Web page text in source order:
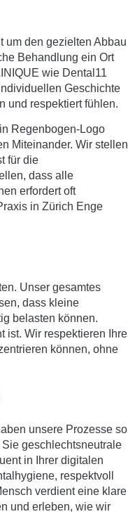
um den gezielten Abbau
Behandlung ein Ort
wie Dental11
Geschichte
und respektiert fühlen.
Regenbogen-Logo
Miteinander. Wir stellen
für die
dass alle
erfordert oft
in Zürich Enge
Unser gesamtes
dass kleine
belasten können.
ist. Wir respektieren Ihre
können, ohne
unsere Prozesse so
geschlechtsneutrale
in Ihrer digitalen
respektvoll
verdient eine klare
und erleben, wie wir